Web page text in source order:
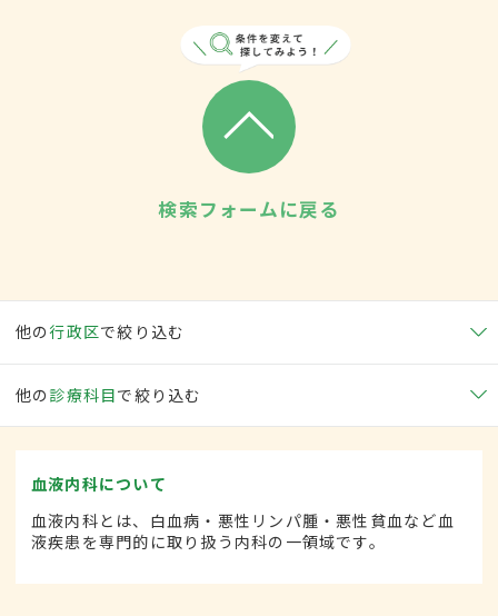
検索フォームに戻る
他の行政区で絞り込む
他の 診療科目で絞り込む
血液内科について
血液内科とは、白血病・悪性リンパ腫・悪性貧血など血
液疾患を専門的に取り扱う内科の一領域です。